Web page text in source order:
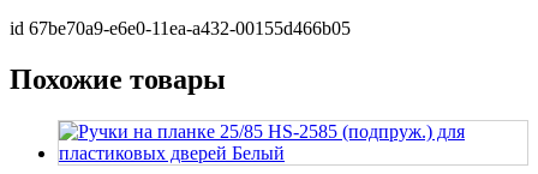
(336В-66)
07-
С)
id 67be70a9-e6e0-11ea-a432-00155d466b05
Похожие товары